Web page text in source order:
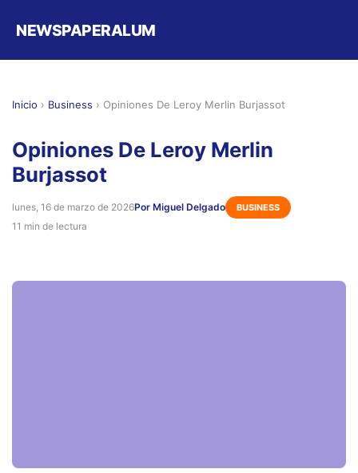
NEWSPAPERALUM
Inicio › Business › Opiniones De Leroy Merlin Burjassot
Opiniones De Leroy Merlin
Burjassot
lunes, 16 de marzo de 2026Por Miguel Delgado BUSINESS
11 min de lectura